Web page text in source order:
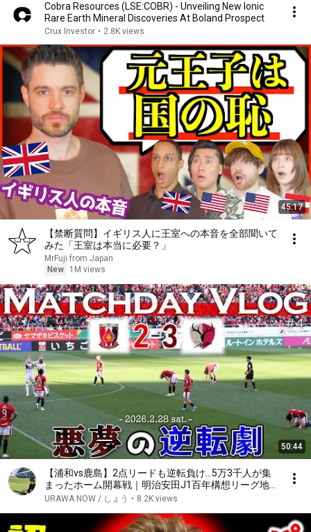
Cobra Resources (LSE:COBR) - Unveiling New Ionic
Rare Earth Mineral Discoveries At Boland Prospect
Crux Investor • 2.8K views
45:17
【禁断質問】イギリス人に王室への本音を全部聞いて
みた「王室は本当に必要？」
MrFuji from Japan
New
1M views
50:44
【浦和vs鹿島】2点リードも逆転負け...5万3千人が集
まったホーム開幕戦｜明治安田J1百年構想リーグ地
域リーグラウンド第4節
URAWA NOW / しょう • 8.2K views